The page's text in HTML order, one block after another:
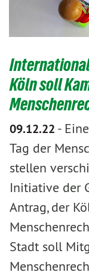
Köln soll
09.12.22 -
Tag der
stellen
Initiative der
Antrag, der
Stadt soll